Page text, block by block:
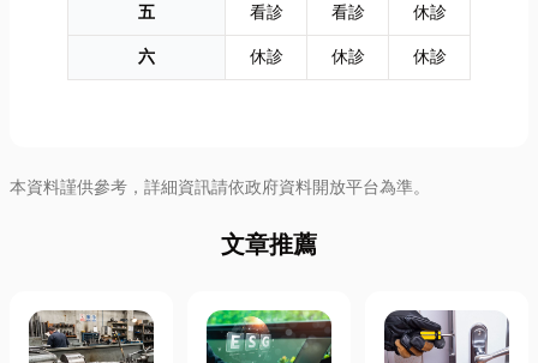
五
看診 看診
休診
六
休診 休診 休診
本資料謹供參考，詳細資訊請依政府資料開放平台為準。
文章推薦